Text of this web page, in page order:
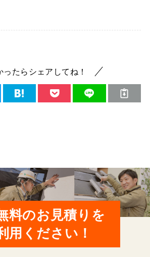
ったらシェアしてね！
料のお見積りを
用ください！